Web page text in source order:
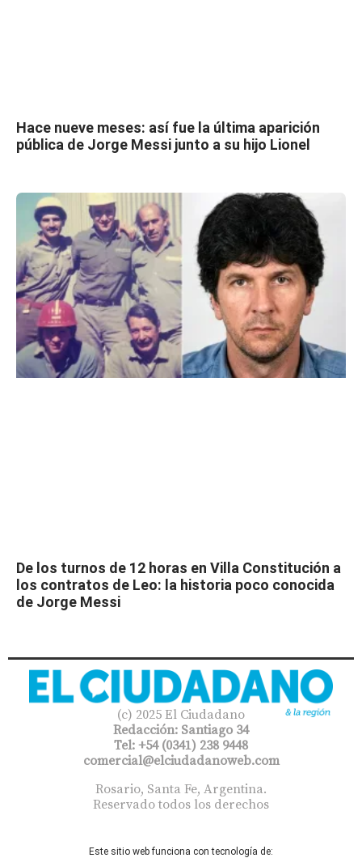
Hace nueve meses: así fue la última aparición
pública de Jorge Messi junto a su hijo Lionel
De los turnos de 12 horas en Villa Constitución a
los contratos de Leo: la historia poco conocida
de Jorge Messi
(c) 2025 El Ciudadano
Redacción: Santiago 34
Tel: +54 (0341) 238 9448
comercial@elciudadanoweb.com​
Rosario, Santa Fe, Argentina.
Reservado todos los derechos
Este sitio web funciona con tecnología de: